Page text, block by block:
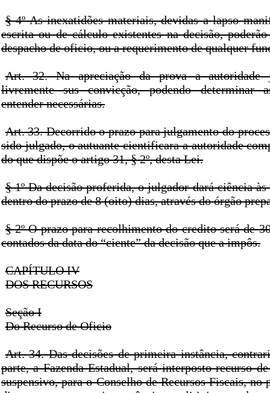
§ 4º As inexatidões materiais, devidas a lapso
escrita ou de cálculo existentes na decisão,
despacho de oficio, ou a requerimento de qualquer
Art. 32. Na apreciação da prova a autoridade
livremente sus convicção, podendo determinar
entender necessárias.
Art. 33. Decorrido o prazo para julgamento do
sido julgado, o autuante cientificara a autoridade
do que dispõe o artigo 31, § 2º, desta Lei.
§ 1º Da decisão proferida, o julgador dará ciência às
dentro do prazo de 8 (oito) dias, através do órgão
§ 2º O prazo para recolhimento do credito será de
contados da data do “ciente” da decisão que a impôs.
CAPÍTULO IV
DOS RECURSOS
Seção I
Do Recurso de Oficio
Art. 34. Das decisões de primeira instância,
parte, a Fazenda Estadual, será interposto recurso
suspensivo, para o Conselho de Recursos Fiscais,